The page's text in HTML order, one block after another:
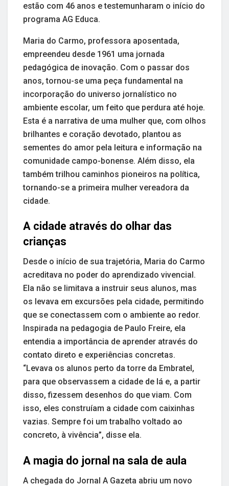
estão com 46 anos e testemunharam o início do
programa AG Educa.
Maria do Carmo, professora aposentada,
empreendeu desde 1961 uma jornada
pedagógica de inovação. Com o passar dos
anos, tornou-se uma peça fundamental na
incorporação do universo jornalístico no
ambiente escolar, um feito que perdura até hoje.
Esta é a narrativa de uma mulher que, com olhos
brilhantes e coração devotado, plantou as
sementes do amor pela leitura e informação na
comunidade campo-bonense. Além disso, ela
também trilhou caminhos pioneiros na política,
tornando-se a primeira mulher vereadora da
cidade.
A cidade através do olhar das
crianças
Desde o início de sua trajetória, Maria do Carmo
acreditava no poder do aprendizado vivencial.
Ela não se limitava a instruir seus alunos, mas
os levava em excursões pela cidade, permitindo
que se conectassem com o ambiente ao redor.
Inspirada na pedagogia de Paulo Freire, ela
entendia a importância de aprender através do
contato direto e experiências concretas.
“Levava os alunos perto da torre da Embratel,
para que observassem a cidade de lá e, a partir
disso, fizessem desenhos do que viam. Com
isso, eles construíam a cidade com caixinhas
vazias. Sempre foi um trabalho voltado ao
concreto, à vivência”, disse ela.
A magia do jornal na sala de aula
A chegada do Jornal A Gazeta abriu um novo